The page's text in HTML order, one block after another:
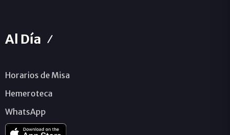
Al Día
Horarios de Misa
Hemeroteca
WhatsApp